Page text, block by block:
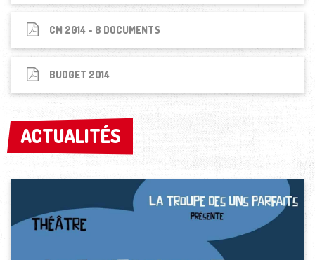
CM 2014 - 8 DOCUMENTS
BUDGET 2014
ACTUALITÉS
ACTUALITÉS